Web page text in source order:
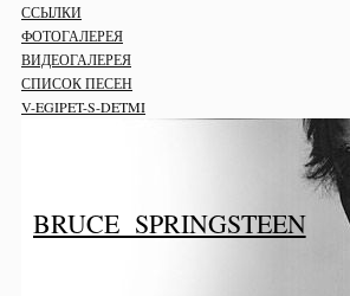
ССЫЛКИ
ФОТОГАЛЕРЕЯ
ВИДЕОГАЛЕРЕЯ
СПИСОК ПЕСЕН
V-EGIPET-S-DETMI
BRUCE SPRINGSTEEN